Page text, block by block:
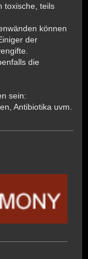
toxische, teils
können
der
die
sein:
Antibiotika uvm.